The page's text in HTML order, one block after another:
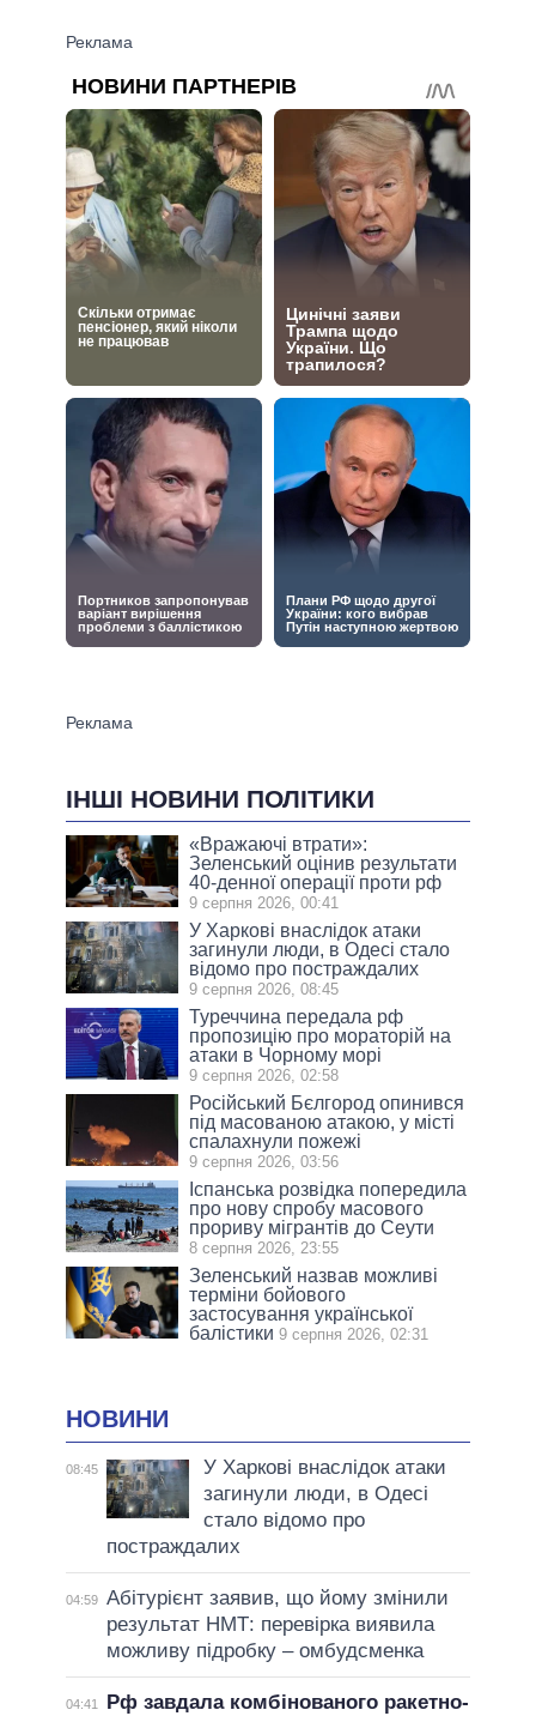
ІНШІ НОВИНИ ПОЛІТИКИ
«Вражаючі втрати»:
Зеленський оцінив результати
40-денної операції проти рф
9 серпня 2026, 00:41
У Харкові внаслідок атаки
загинули люди, в Одесі стало
відомо про постраждалих
9 серпня 2026, 08:45
Туреччина передала рф
пропозицію про мораторій на
атаки в Чорному морі
9 серпня 2026, 02:58
Російський Бєлгород опинився
під масованою атакою, у місті
спалахнули пожежі
9 серпня 2026, 03:56
Іспанська розвідка попередила
про нову спробу масового
прориву мігрантів до Сеути
8 серпня 2026, 23:55
Зеленський назвав можливі
терміни бойового
застосування української
балістики 9 серпня 2026, 02:31
НОВИНИ
08:45
У Харкові внаслідок атаки
загинули люди, в Одесі
стало відомо про
постраждалих
04:59 Абітурієнт заявив, що йому змінили
результат НМТ: перевірка виявила
можливу підробку – омбудсменка
04:41
Рф завдала комбінованого ракетно-